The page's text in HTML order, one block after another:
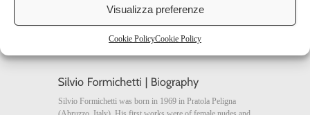
Visualizza preferenze
Cookie PolicyCookie Policy
2012-2022© Copyright Silvio Formichetti
Silvio Formichetti was born in 1969 in Pratola Peligna